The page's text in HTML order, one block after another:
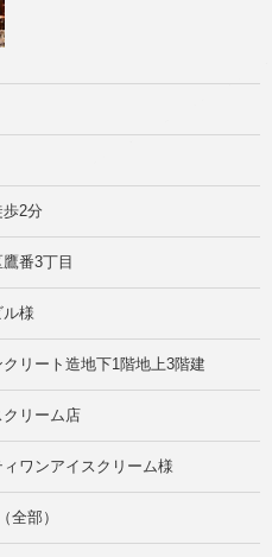
歩2分
番3丁目
ル様
クリート造地下1階地上3階建
クリーム店
ィワンアイスクリーム様
全部）